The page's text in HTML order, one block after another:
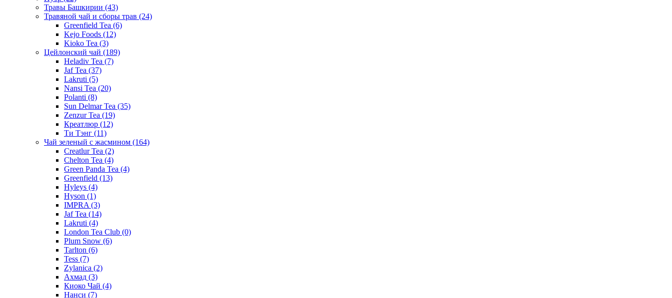
Травы Башкирии (43)
Травяной чай и сборы трав (24)
Greenfield Tea (6)
Kejo Foods (12)
Kioko Tea (3)
Цейлонский чай (189)
Heladiv Tea (7)
Jaf Tea (37)
Lakruti (5)
Nansi Tea (20)
Polanti (8)
Sun Delmar Tea (35)
Zenzur Tea (19)
Креатлюр (12)
Ти Тэнг (11)
Чай зеленый с жасмином (164)
Creatlur Tea (2)
Chelton Tea (4)
Green Panda Tea (4)
Greenfield (13)
Hyleys (4)
Hyson (1)
IMPRA (3)
Jaf Tea (14)
Lakruti (4)
London Tea Club (0)
Plum Snow (6)
Tarlton (6)
Tess (7)
Zylanica (2)
Ахмад (3)
Киоко Чай (4)
Нанси (7)